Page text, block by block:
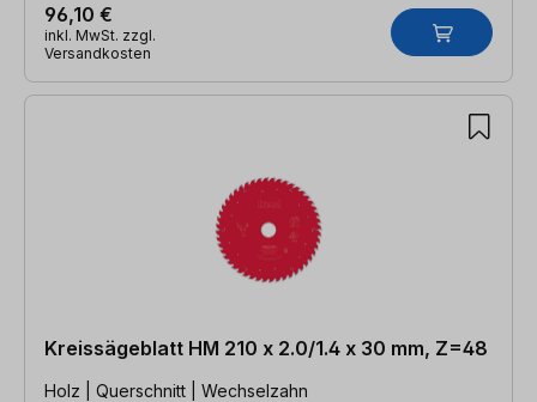
96,10 €
inkl. MwSt. zzgl.
Versandkosten
Kreissägeblatt HM 210 x 2.0/1.4 x 30 mm, Z=48
Holz | Querschnitt | Wechselzahn